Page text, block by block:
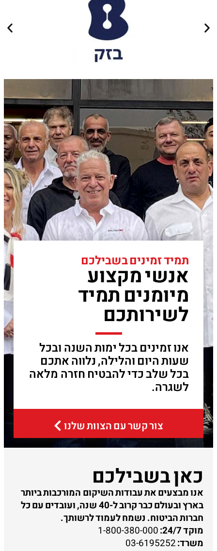
תמיד זמינים בשבילכם
אנשי מקצוע
מיומנים תמיד
לשירותכם
אנו זמינים בכל ימות השנה ובכל
שעות היום והלילה, נלווה אתכם
בכל שלב כדי להבטיח חזרה מלאה
לשגרה.
צור קשר עם הצוות שלנו
כאן בשבילכם
אנו מבצעים את עבודות השיקום המורכבות ביותר
בארץ ובעולם כבר קרוב ל-40 שנה, ועובדים עם כל
חברות הביטוח. נשמח לעמוד לרשותך.
מוקד 24/7:
1-800-380-000
משרד:03-6195252